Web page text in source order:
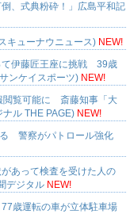
、式典粉砕！」広島平和記
キューナウニュース) NEW!
て伊藤匠王座に挑戦 39歳
ンケイスポーツ) NEW!
閲覧可能に 斎藤知事「大
ル THE PAGE) NEW!
る 警察がパトロール強化
あって検査を受けた人の
デジタル NEW!
77歳運転の車が立体駐車場